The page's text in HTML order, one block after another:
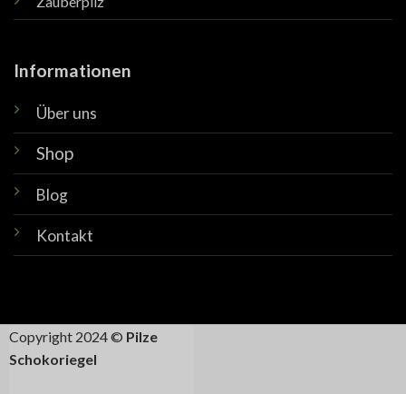
Informationen
Über uns
Shop
Blog
Kontakt
Copyright 2024 © Pilze
Schokoriegel